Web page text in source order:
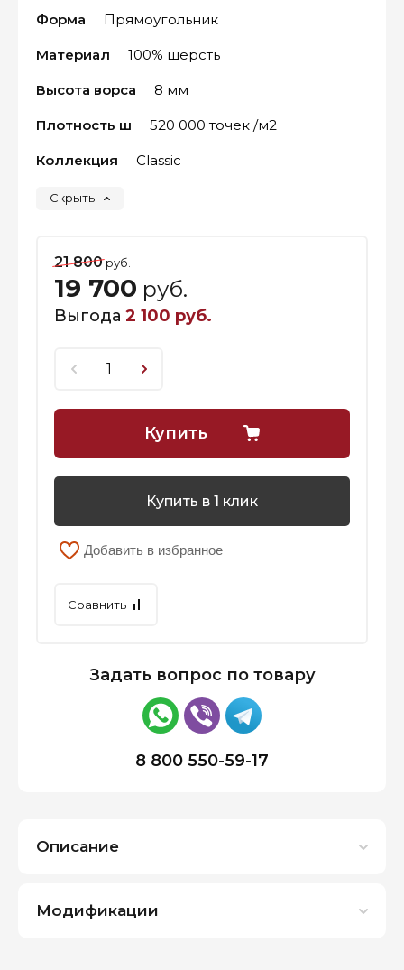
Форма Прямоугольник
Материал 100% шерсть
Высота ворса 8 мм
Плотность ш 520 000 точек /м2
Коллекция Classic
Скрыть
21 800руб.
19 700 руб.
Выгода 2 100 руб.
Купить
Купить в 1 клик
Добавить в избранное
Сравнить
Задать вопрос по товару
8 800 550-59-17
Описание
Модификации